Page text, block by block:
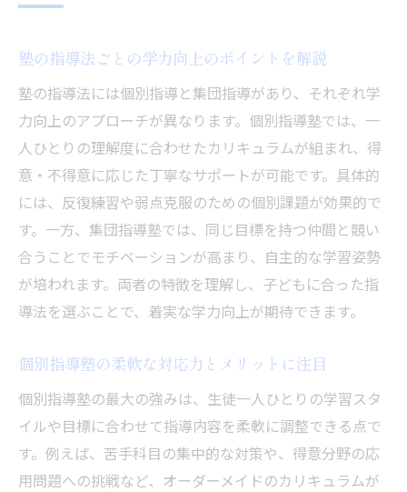
塾の指導法ごとの学力向上のポイントを解説
塾の指導法には個別指導と集団指導があり、それぞれ学
力向上のアプローチが異なります。個別指導塾では、一
人ひとりの理解度に合わせたカリキュラムが組まれ、得
意・不得意に応じた丁寧なサポートが可能です。具体的
には、反復練習や弱点克服のための個別課題が効果的で
す。一方、集団指導塾では、同じ目標を持つ仲間と競い
合うことでモチベーションが高まり、自主的な学習姿勢
が培われます。両者の特徴を理解し、子どもに合った指
導法を選ぶことで、着実な学力向上が期待できます。
個別指導塾の柔軟な対応力とメリットに注目
個別指導塾の最大の強みは、生徒一人ひとりの学習スタ
イルや目標に合わせて指導内容を柔軟に調整できる点で
す。例えば、苦手科目の集中的な対策や、得意分野の応
用問題への挑戦など、オーダーメイドのカリキュラムが